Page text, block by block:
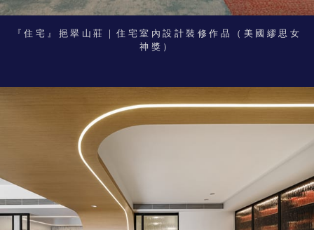
『住宅』挹翠山莊｜住宅室內設計裝修作品（美國繆思女
神獎）